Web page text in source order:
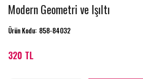
Modern Geometri ve Işıltı
Ürün Kodu: 858-84032
320 TL